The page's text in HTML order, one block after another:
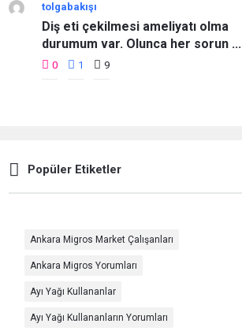
tolgabakışı
Diş eti çekilmesi ameliyatı olma
durumum var. Olunca her sorun ...
0 1 9
Popüler Etiketler
Ankara Migros Market Çalışanları
Ankara Migros Yorumları
Ayı Yağı Kullananlar
Ayı Yağı Kullananların Yorumları